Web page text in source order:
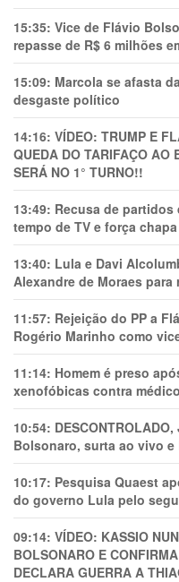
15:35: Vice de Flávio
repasse de R$ 6 milhões
15:09: Marcola se afasta
desgaste político
14:16: VÍDEO: TRUMP E
QUEDA DO TARIFAÇO
SERÁ NO 1° TURNO!!
13:49: Recusa de
tempo de TV e força
13:40: Lula e Davi
Alexandre de Moraes
11:57: Rejeição do PP a
Rogério Marinho como
11:14: Homem é preso
xenofóbicas contra
10:54:
Bolsonaro, surta ao vivo e
10:17: Pesquisa Quaest
do governo Lula pelo
09:14: VÍDEO: KASSIO
BOLSONARO E
DECLARA GUERRA A